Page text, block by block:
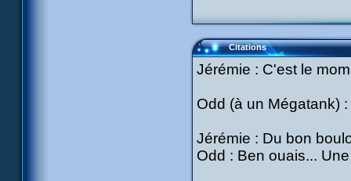
Citations
Jérémie : C'est le
Odd (à un Mégatank)
Jérémie : Du bon
Odd : Ben ouais...